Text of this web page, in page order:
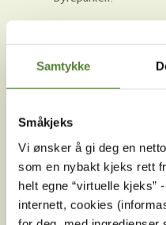
Samtykke
Småkjeks
Vi ønsker å gi deg en
som en nybakt kjeks rett
helt egne “virtuelle kjeks”
internett, cookies
som skuespiller?
Kan jeg søke jobb
Dyreparken, og som
Hvor lang er sesongen
Dyreparken?
Kan jeg søke
Sunniva?
Kan jeg søke jobb som